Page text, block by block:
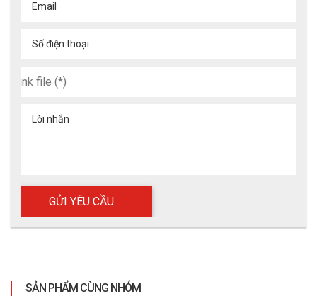
Email
Số điện thoại
Lời nhắn
SẢN PHẨM CÙNG NHÓM